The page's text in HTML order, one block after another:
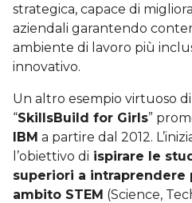
strategica, capace di
aziendali garantendo
ambiente di lavoro più
innovativo.
Un altro esempio virtuoso
“SkillsBuild for Girls”
IBM a partire dal 2012.
l’obiettivo di ispirare le
superiori a
ambito STEM (Science,